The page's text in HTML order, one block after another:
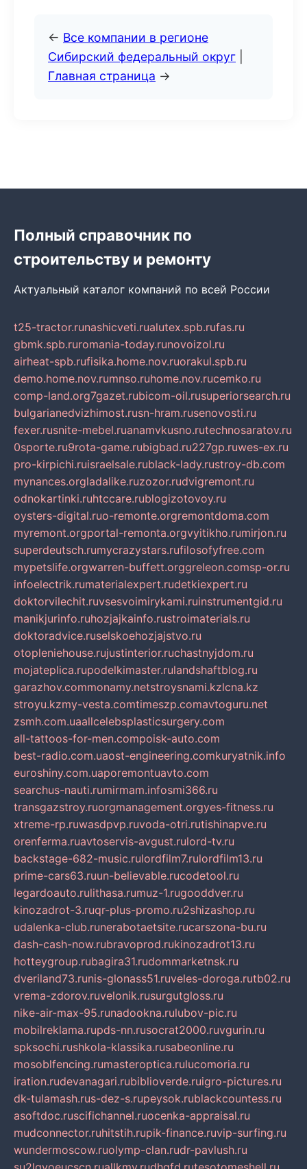
← Все компании в регионе
Сибирский федеральный округ
Главная страница →
Полный справочник по
строительству и ремонту
Актуальный каталог компаний по всей России
t25-tractor.runashicveti.rualutex.spb.rufas.ru
gbmk.spb.ruromania-today.runovoizol.ru
airheat-spb.rufisika.home.nov.ruorakul.spb.ru
demo.home.nov.rumnso.ruhome.nov.rucemko.ru
comp-land.org7gazet.rubicom-oil.rusuperiorsearch.ru
bulgarianedvizhimost.rusn-hram.rusenovosti.ru
fexer.rusnite-mebel.ruanamvkusno.rutechnosaratov.ru
0sporte.ru9rota-game.rubigbad.ru227gp.ruwes-ex.ru
pro-kirpichi.ruisraelsale.rublack-lady.rustroy-db.com
mynances.orgladalike.ruzozor.rudvigremont.ru
odnokartinki.ruhtccare.rublogizotovoy.ru
oysters-digital.ruo-remonte.orgremontdoma.com
myremont.orgportal-remonta.orgvyitikho.rumirjon.ru
superdeutsch.rumycrazystars.rufilosofyfree.com
mypetslife.orgwarren-buffett.orggreleon.comsp-or.ru
infoelectrik.rumaterialexpert.rudetkiexpert.ru
doktorvilechit.ruvsesvoimirykami.ruinstrumentgid.ru
manikjurinfo.ruhozjajkainfo.rustroimaterials.ru
doktoradvice.ruselskoehozjajstvo.ru
otopleniehouse.rujustinterior.ruchastnyjdom.ru
mojateplica.rupodelkimaster.rulandshaftblog.ru
garazhov.commonamy.netstroysnami.kzlcna.kz
stroyu.kzmy-vesta.comtimeszp.comavtoguru.net
zsmh.com.uaallcelebsplasticsurgery.com
all-tattoos-for-men.compoisk-auto.com
best-radio.com.uaost-engineering.comkuryatnik.info
euroshiny.com.uaporemontuavto.com
searchus-nauti.rumirmam.infosmi366.ru
transgazstroy.ruorgmanagement.orgyes-fitness.ru
xtreme-rp.ruwasdpvp.ruvoda-otri.rutishinapve.ru
orenferma.ruavtoservis-avgust.rulord-tv.ru
backstage-682-music.rulordfilm7.rulordfilm13.ru
prime-cars63.ruun-believable.rucodetool.ru
legardoauto.rulithasa.rumuz-1.rugooddver.ru
kinozadrot-3.ruqr-plus-promo.ru2shizashop.ru
udalenka-club.runerabotaetsite.rucarszona-bu.ru
dash-cash-now.rubravoprod.rukinozadrot13.ru
hotteygroup.rubagira31.rudommarketnsk.ru
dveriland73.runis-glonass51.ruveles-doroga.rutb02.ru
vrema-zdorov.ruvelonik.rusurgutgloss.ru
nike-air-max-95.runadookna.rulubov-pic.ru
mobilreklama.rupds-nn.rusocrat2000.ruvgurin.ru
spksochi.rushkola-klassika.rusabeonline.ru
mosoblfencing.rumasteroptica.rulucomoria.ru
iration.rudevanagari.rubiblioverde.ruigro-pictures.ru
dk-tulamash.rus-dez-s.rupeysok.rublackcountess.ru
asoftdoc.ruscifichannel.ruocenka-appraisal.ru
mudconnector.ruhitstih.rupik-finance.ruvip-surfing.ru
wundermoscow.ruolymp-clan.rudr-pavlush.ru